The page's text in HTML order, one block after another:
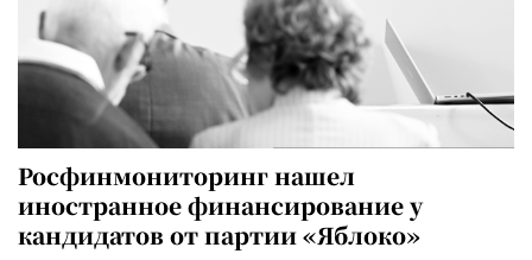
Росфинмониторинг нашел
иностранное финансирование у
кандидатов от партии «Яблоко»